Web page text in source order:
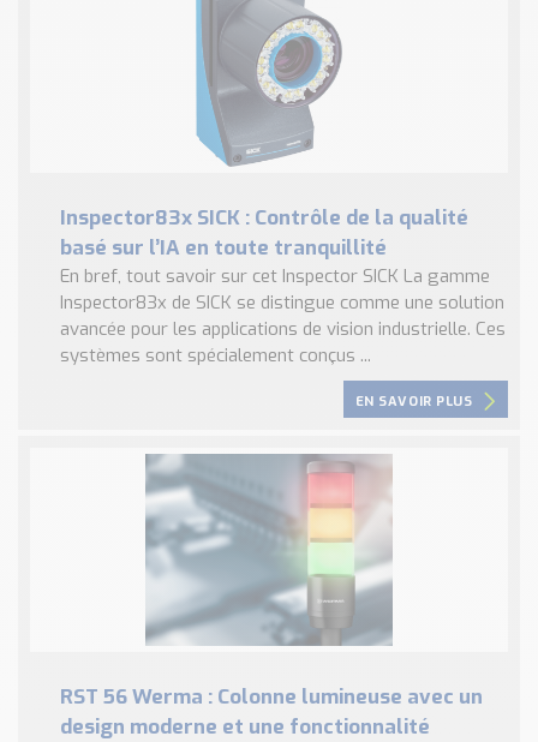
Inspector83x SICK : Contrôle de la qualité
basé sur l’IA en toute tranquillité
En bref, tout savoir sur cet Inspector SICK La gamme
Inspector83x de SICK se distingue comme une solution
avancée pour les applications de vision industrielle. Ces
systèmes sont spécialement conçus ...
EN SAVOIR PLUS
RST 56 Werma : Colonne lumineuse avec un
design moderne et une fonctionnalité